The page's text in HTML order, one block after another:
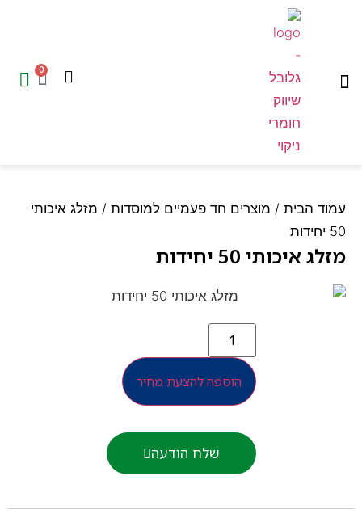
0
הבית /מוצרים חד פעמיים למוסדות/ מזלג איכותי
איכותי 50 יחידות
הוספה להצעת מחיר
שלח הודעה